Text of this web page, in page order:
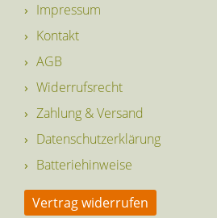
Impressum
Kontakt
AGB
Widerrufsrecht
Zahlung & Versand
Datenschutzerklärung
Batteriehinweise
Vertrag widerrufen